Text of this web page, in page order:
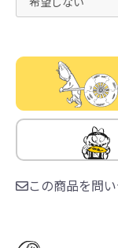
この商品を問